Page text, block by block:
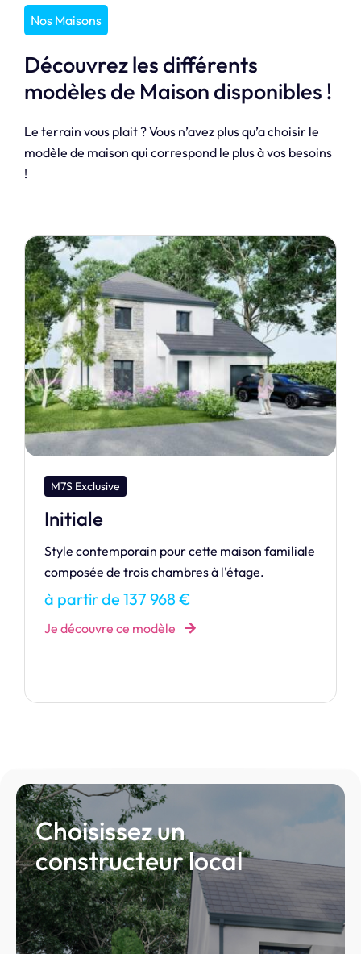
Nos Maisons
Découvrez les différents
modèles de Maison disponibles !
Le terrain vous plait ? Vous n’avez plus qu’a choisir le
modèle de maison qui correspond le plus à vos besoins
!
M7S Exclusive
Généreuse
105 m2 de bonheur…
à partir de 151 510 €
Je découvre ce modèle
Choisissez un
constructeur local